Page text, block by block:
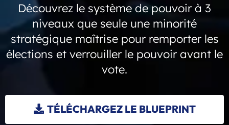
Découvrez le système de pouvoir à 3
niveaux que seule une minorité
stratégique maîtrise pour remporter les
élections et verrouiller le pouvoir avant le
vote.
TÉLÉCHARGEZ LE BLUEPRINT